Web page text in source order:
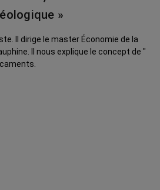
»
Il dirige le master Économie de la
Il nous explique le concept de "